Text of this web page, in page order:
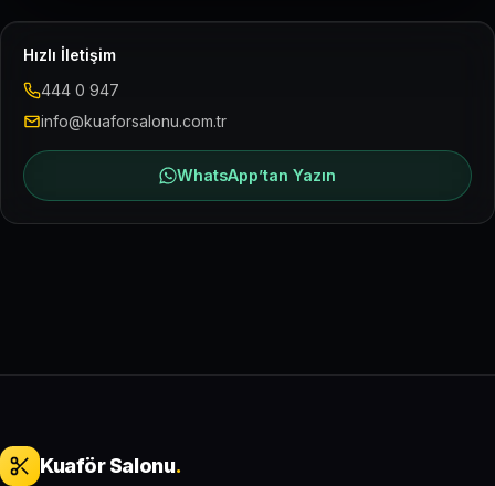
Hızlı İletişim
444 0 947
info@kuaforsalonu.com.tr
WhatsApp’tan Yazın
Kuaför Salonu.